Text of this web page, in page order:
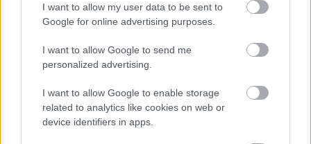
I want to allow my user data to be sent to
Google for online advertising purposes.
I want to allow Google to send me
personalized advertising.
I want to allow Google to enable storage
related to analytics like cookies on web or
device identifiers in apps.